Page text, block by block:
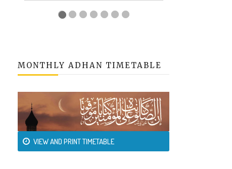
MONTHLY ADHAN TIMETABLE
VIEW AND PRINT TIMETABLE